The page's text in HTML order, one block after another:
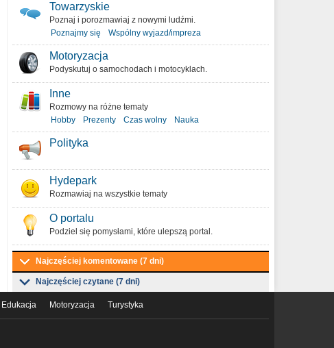
Towarzyskie
Poznaj i porozmawiaj z nowymi ludźmi.
Poznajmy się
Wspólny wyjazd/impreza
Motoryzacja
Podyskutuj o samochodach i motocyklach.
Inne
Rozmowy na różne tematy
Hobby
Prezenty Czas wolny Nauka
Polityka
Hydepark
Rozmawiaj na wszystkie tematy
O portalu
Podziel się pomysłami, które ulepszą portal.
Najczęściej komentowane (7 dni)
Najczęściej czytane (7 dni)
Edukacja Motoryzacja Turystyka